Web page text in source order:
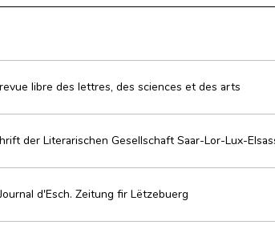
libre des lettres, des sciences et des arts
der Literarischen Gesellschaft Saar-Lor-Lux-
d'Esch. Zeitung fir Lëtzebuerg